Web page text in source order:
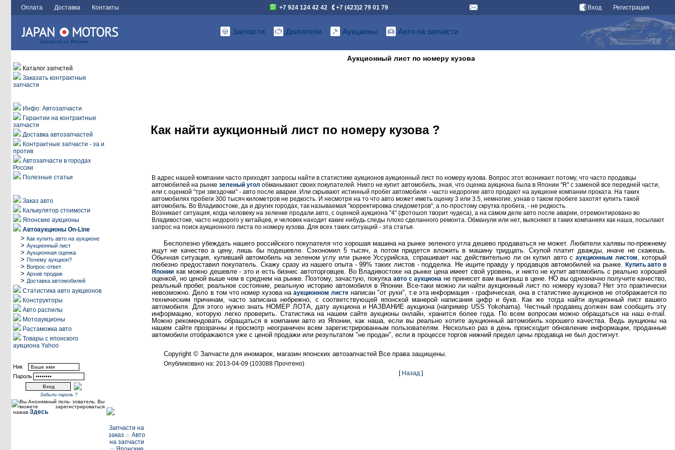
Вход Регистрация
Оплата Доставка Контакты +7 924 124 42 42 +7 (423)2 79 01 79
Запчасти из Японии
Запчасти Двигатели Аукционы Авто на запчасти
Каталог запчстей
Заказать контрактные
запчасти
Инфо: Автозапчасти
Гарантии на контрактные
запчасти
Доставка автозапчастей
Контрактные запчасти - за и
против
Автозапчасти в городах
России
Полезные статьи
Заказ авто
Калькулятор стоимости
Японские аукционы
Автоаукционы On-Line
> Как купить авто на аукционе
> Аукционный лист
> Аукционная оценка
> Почему аукцион?
> Вопрос-ответ
> Архив продаж
> Доставка автомобилей
Статистика авто аукционов
Конструкторы
Авто распилы
Мотоаукционы
Растаможка авто
Товары с японского
аукциона Yahoo
Ник
Пароль
Забыли пароль ?
Вы Анонимный поль- зователь. Вы
можете зарегистрироваться
нажав Здесь
Аукционный лист по номеру кузова
Как найти аукционный лист по номеру кузова ?
В адрес нашей компании часто приходят запросы найти в статистике аукционов аукционный лист по номеру кузова. Вопрос этот возникает потому, что часто продавцы
автомобилей на рынке зеленый угол обманывают своих покупателей. Никто не купит автомобиль, зная, что оценка аукциона была в Японии "R" с заменой все передней части,
или с оценкой "три звездочки" - авто после аварии. Или скрывают истинный пробег автомобиля - часто недорогие авто продают на аукционе компании проката. На таких
автомобилях пробеги 300 тысяч километров не редкость. И несмотря на то что авто может иметь оценку 3 или 3.5, немногие, узнав о таком пробеге захотят купить такой
автомобиль. Во Владивостоке, да и других городах, так называемая "корректировка спидометров", а по-простому скрутка пробега, - не редкость.
Возникает ситуация, когда человеку на зеленке продали авто, с оценкой аукциона "4" (фотошоп творит чудеса), а на самом деле авто после аварии, отремонтировано во
Владивостоке, часто недорого у китайцев, и человек находит какие нибудь следы плохо сделанного ремонта. Обманули или нет, выясняют в таких компаниях как наша, посылают
запрос на поиск аукционного листа по номеру кузова. Для всех таких ситуаций - эта статья.
Бесполезно убеждать нашего российского покупателя что хорошая машина на рынке зеленого угла дешево продаваться не может. Любители халявы по-прежнему
ищут не качество а цену, лишь бы подешевле. Сэкономил 5 тысяч, а потом придется вложить в машину тридцать. Скупой платит дважды, иначе не скажешь.
Обычная ситуация, купивший автомобиль на зеленом углу или рынке Уссурийска, спрашивает нас действительно ли он купил авто саукционным листом, который
любезно предоставил покупатель. Скажу сразу из нашего опыта - 99% таких листов - подделка. Не ищите правду у продавцов автомобилей на рынке. Купить авто в
Японии как можно дешевле - это и есть бизнес автоторговцев. Во Владивостоке на рынке цена имеет свой уровень, и никто не купит автомобиль с реально хорошей
оценкой, но ценой выше чем в среднем на рынке. Поэтому, зачастую, покупкаавто с аукционане принесет вам выигрыш в цене. НО вы однозначно получите качество,
реальный пробег, реальное состояние, реальную историю автомобиля в Японии. Все-таки можно ли найти аукционный лист по номеру кузова? Нет это практически
невозможно. Дело в том что номер кузова нааукционном листенаписан "от руки", т.е эта информация - графическая, она в статистике аукционов не отображается по
техническим причинам, часто записана небрежно, с соответствующей японской манерой написания цифр и букв. Как же тогда найти аукционный лист вашего
автомобиля. Для этого нужно знать НОМЕР ЛОТА, дату аукциона и НАЗВАНИЕ аукциона (например USS Yokohama). Честный продавец должен вам сообщить эту
информацию, которую легко проверить. Статистика на нашем сайте аукционы онлайн, хранится более года. По всем вопросам можно обращаться на наш e-mail.
Можно рекомендовать обращаться в компании авто из Японии, как наша, если вы реально хотите аукционный автомобиль хорошего качества. Ведь аукционы на
нашем сайте прозрачны и просмотр неограничен всем зарегистрированным пользователям. Несколько раз в день происходит обновление информации, проданные
автомобили отображаются уже с ценой продажи или результатом "не продан", если в процессе торгов нижний предел цены продавца не был достигнут.
Copyright © Запчасти для иномарок, магазин японских автозапчастей Все права защищены.
Опубликовано на: 2013-04-09 (103088 Прочтено)
[ Назад ]
Запчасти на
заказ ::: Авто
на запчасти